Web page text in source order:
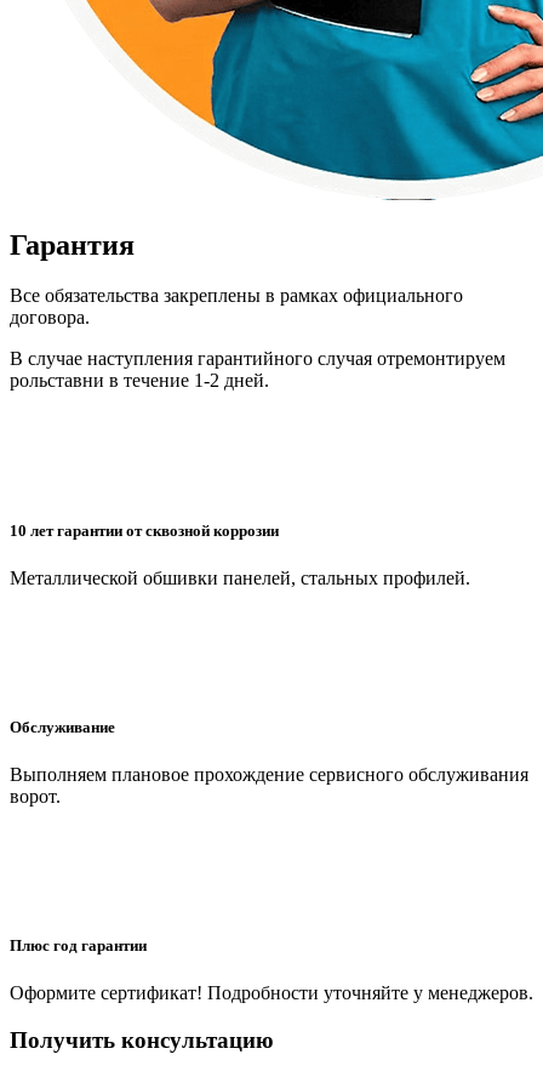
Гарантия
Все обязательства закреплены в рамках официального
договора.
В случае наступления гарантийного случая отремонтируем
рольставни в течение 1-2 дней.
10 лет гарантии от сквозной коррозии
Металлической обшивки панелей, стальных профилей.
Обслуживание
Выполняем плановое прохождение сервисного обслуживания
ворот.
Плюс год гарантии
Оформите сертификат! Подробности уточняйте у менеджеров.
Получить консультацию